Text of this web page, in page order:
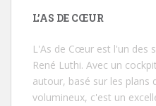
L’AS DE CŒUR
L'As de Cœur est l'un des
René Luthi. Avec un
autour, basé sur les plans
volumineux, c'est un